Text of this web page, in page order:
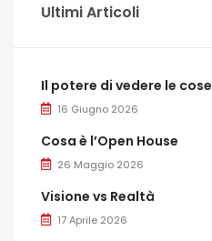
Ultimi Articoli
Il potere di vedere le cose
16 Giugno 2026
Cosa è l’Open House
26 Maggio 2026
Visione vs Realtà
17 Aprile 2026